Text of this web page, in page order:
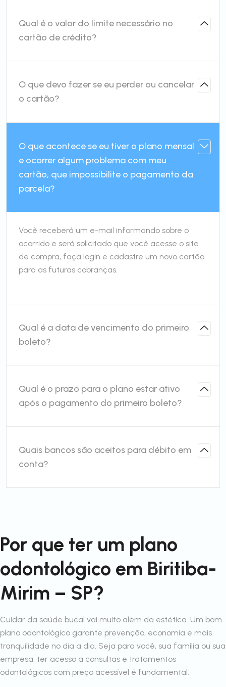
Qual é o valor do limite necessário no
cartão de crédito?
O que devo fazer se eu perder ou cancelar
o cartão?
O que acontece se eu tiver o plano mensal
e ocorrer algum problema com meu
cartão, que impossibilite o pagamento da
parcela?
Você receberá um e-mail informando sobre o
ocorrido e será solicitado que você acesse o site
de compra, faça login e cadastre um novo cartão
para as futuras cobranças.
Qual é a data de vencimento do primeiro
boleto?
Qual é o prazo para o plano estar ativo
após o pagamento do primeiro boleto?
Quais bancos são aceitos para débito em
conta?
Por que ter um plano
odontológico em Biritiba-
Mirim – SP?
Cuidar da saúde bucal vai muito além da estética. Um bom
plano odontológico garante prevenção, economia e mais
tranquilidade no dia a dia. Seja para você, sua família ou sua
empresa, ter acesso a consultas e tratamentos
odontológicos com preço acessível é fundamental.